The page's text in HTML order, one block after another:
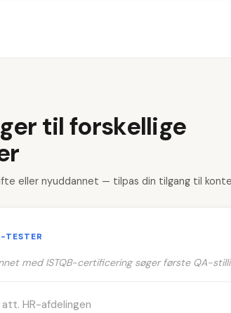
til forskellige
eller nyuddannet — tilpas din tilgang til
TESTER
med ISTQB-certificering søger første QA-
HR-afdelingen